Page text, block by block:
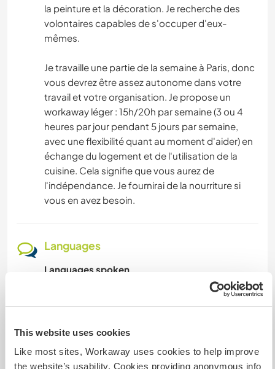
This website uses cookies
Like most sites, Workaway uses cookies to help improve
the website’s usability. Cookies providing anonymous info
la peinture et la décoration. Je recherche des
volontaires capables de s'occuper d'eux-
mêmes.
Je travaille une partie de la semaine à Paris, donc
vous devrez être assez autonome dans votre
travail et votre organisation. Je propose un
workaway léger : 15h/20h par semaine (3 ou 4
heures par jour pendant 5 jours par semaine,
avec une flexibilité quant au moment d'aider) en
échange du logement et de l'utilisation de la
cuisine. Cela signifie que vous aurez de
l'indépendance. Je fournirai de la nourriture si
vous en avez besoin.
Languages
Languages spoken
I Iove good conveation and sharing our